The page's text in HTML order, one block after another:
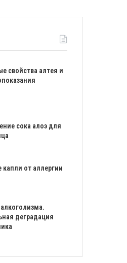
свойства алтея и
сока алоэ для
капли от аллергии
деградация